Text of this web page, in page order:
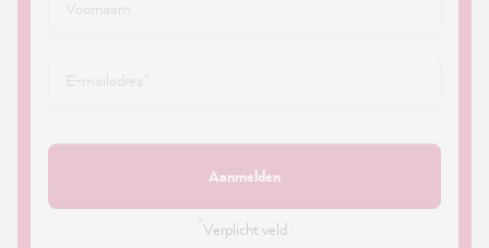
Aanmelden
Verplicht veld ·